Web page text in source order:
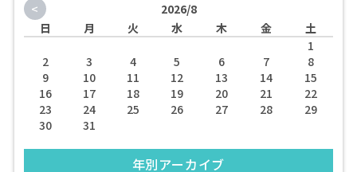
<
2026/8
日
月 火 水 木 金
土
1
2
3 4 5 6 7
8
9
10 11 12 13 14
15
16
17 18 19 20 21
22
23
24 25 26 27 28
29
30
31
年別アーカイブ